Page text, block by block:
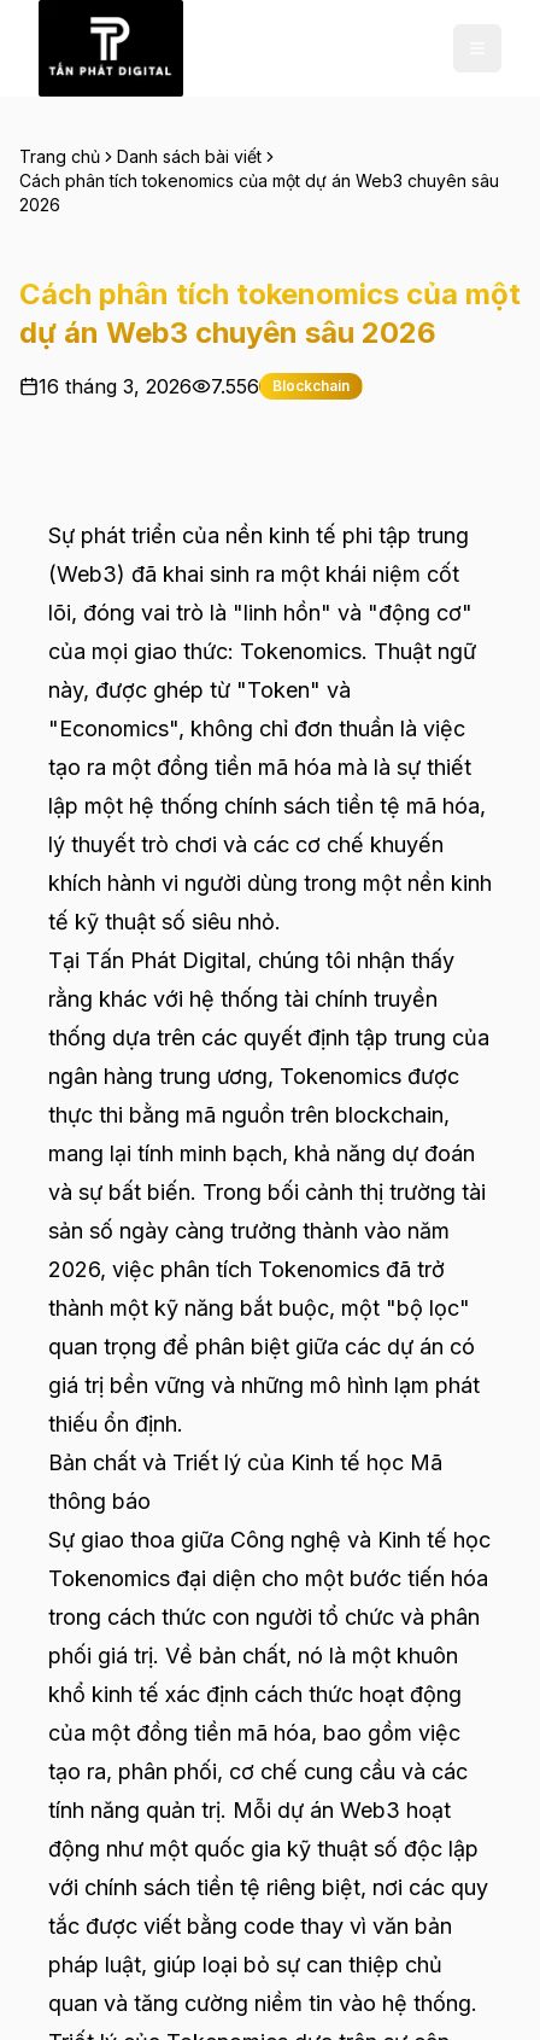
Trang chủ
Danh sách bài viết
Cách phân tích tokenomics của một dự án Web3 chuyên sâu
2026
Cách phân tích tokenomics của một
dự án Web3 chuyên sâu 2026
16 tháng 3, 2026 7.556 Blockchain
Sự phát triển của nền kinh tế phi tập trung
(Web3) đã khai sinh ra một khái niệm cốt
lõi, đóng vai trò là "linh hồn" và "động cơ"
của mọi giao thức: Tokenomics. Thuật ngữ
này, được ghép từ "Token" và
"Economics", không chỉ đơn thuần là việc
tạo ra một đồng tiền mã hóa mà là sự thiết
lập một hệ thống chính sách tiền tệ mã hóa,
lý thuyết trò chơi và các cơ chế khuyến
khích hành vi người dùng trong một nền kinh
tế kỹ thuật số siêu nhỏ.
Tại Tấn Phát Digital, chúng tôi nhận thấy
rằng khác với hệ thống tài chính truyền
thống dựa trên các quyết định tập trung của
ngân hàng trung ương, Tokenomics được
thực thi bằng mã nguồn trên blockchain,
mang lại tính minh bạch, khả năng dự đoán
và sự bất biến. Trong bối cảnh thị trường tài
sản số ngày càng trưởng thành vào năm
2026, việc phân tích Tokenomics đã trở
thành một kỹ năng bắt buộc, một "bộ lọc"
quan trọng để phân biệt giữa các dự án có
giá trị bền vững và những mô hình lạm phát
thiếu ổn định.
Bản chất và Triết lý của Kinh tế học Mã
thông báo
Sự giao thoa giữa Công nghệ và Kinh tế học
Tokenomics đại diện cho một bước tiến hóa
trong cách thức con người tổ chức và phân
phối giá trị. Về bản chất, nó là một khuôn
khổ kinh tế xác định cách thức hoạt động
của một đồng tiền mã hóa, bao gồm việc
tạo ra, phân phối, cơ chế cung cầu và các
tính năng quản trị. Mỗi dự án Web3 hoạt
động như một quốc gia kỹ thuật số độc lập
với chính sách tiền tệ riêng biệt, nơi các quy
tắc được viết bằng code thay vì văn bản
pháp luật, giúp loại bỏ sự can thiệp chủ
quan và tăng cường niềm tin vào hệ thống.